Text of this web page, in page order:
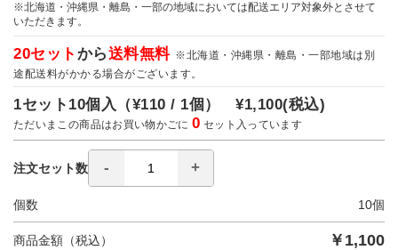
※北海道・沖縄県・離島・一部の地域においては配送エリア対象外とさせて
いただきます。
20セット から送料無料 ※北海道・沖縄県・離島・一部地域は別
途配送料がかかる場合がございます。
1セット10個入（¥110 / 1個）¥1,100(税込)
ただいまこの商品はお買い物かごに0 セット入っています
注文セット数
個数 10個
商品金額（税込） ￥ 1,100